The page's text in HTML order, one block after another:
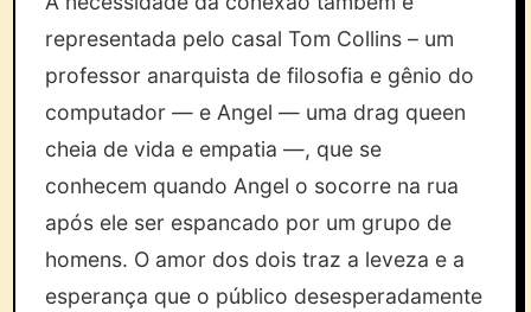
representada pelo casal Tom Collins – um
professor anarquista de filosofia e gênio do
computador — e Angel — uma drag queen
cheia de vida e empatia —, que se
conhecem quando Angel o socorre na rua
após ele ser espancado por um grupo de
homens. O amor dos dois traz a leveza e a
esperança que o público desesperadamente